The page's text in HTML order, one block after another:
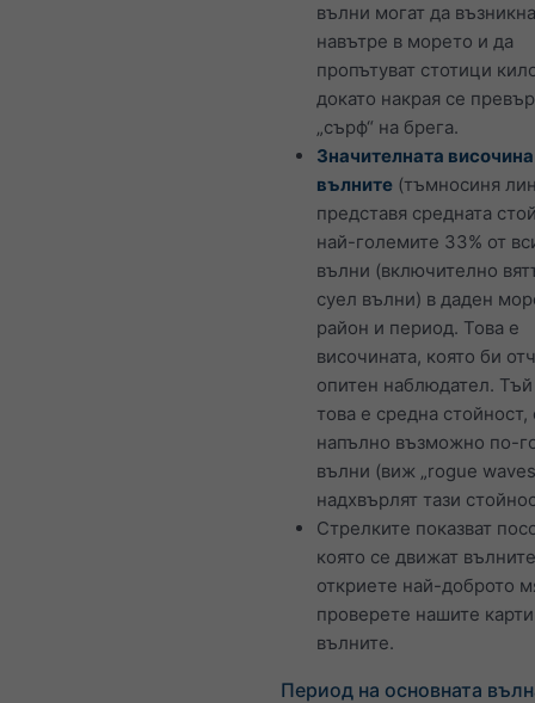
вълни могат да
навътре в морето и да
пропътуват стотици
докато накрая се
„сърф“ на брега.
Значителната
вълните (тъмносиня
представя средната
най-големите 33% от
вълни (включително
суел вълни) в даден
район и период. Това е
височината, която би
опитен наблюдател. Тъй
това е средна стойност,
напълно възможно по-
вълни (виж „rogue
надхвърлят тази
Стрелките показват
която се движат
откриете най-доброто
проверете нашите
вълните.
Период на основната